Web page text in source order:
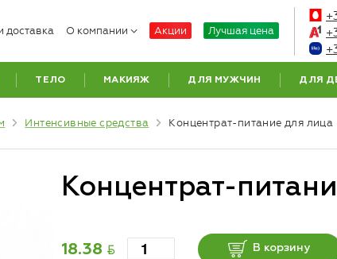
доставка О компании Акции Лучшая цена
ТЕЛО МАКИЯЖ ДЛЯ МУЖЧИН ДЛЯ
Интенсивные средства Концентрат-питание для лица
Концентрат-
18.38 BYN В корзину